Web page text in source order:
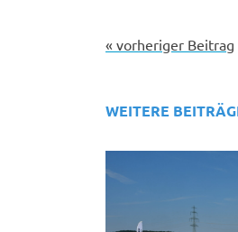
« vorheriger Beitrag
WEITERE